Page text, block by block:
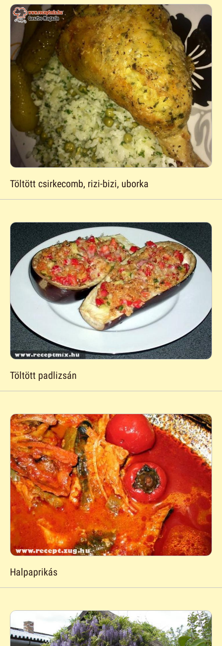
Töltött csirkecomb, rizi-bizi, uborka
Töltött padlizsán
Halpaprikás